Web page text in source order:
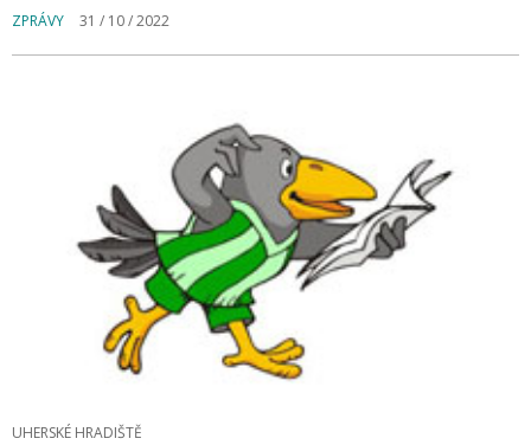
ZPRÁVY 31 / 10 / 2022
UHERSKÉ HRADIŠTĚ